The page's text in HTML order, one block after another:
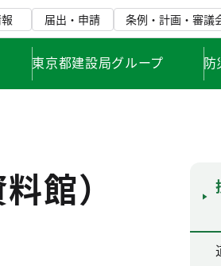
届出・申請 条例・計画・審議
東京都建設局グループ 防
館）